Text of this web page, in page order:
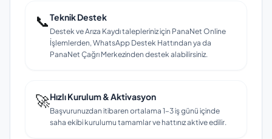
📞Teknik Destek
Destek ve Arıza Kaydı talepleriniz için PanaNet Online
İşlemlerden, WhatsApp Destek Hattından ya da
PanaNet Çağrı Merkezinden destek alabilirsiniz.
🚀Hızlı Kurulum & Aktivasyon
Başvurunuzdan itibaren ortalama 1–3 iş günü içinde
saha ekibi kurulumu tamamlar ve hattınız aktive edilir.